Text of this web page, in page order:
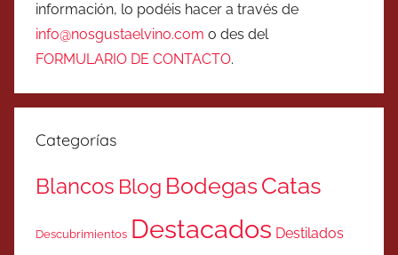
información, lo podéis hacer a través de
info@nosgustaelvino.com o des del
FORMULARIO DE CONTACTO.
Categorías
Blancos Blog BodegasCatas
Descubrimientos Destacados Destilados